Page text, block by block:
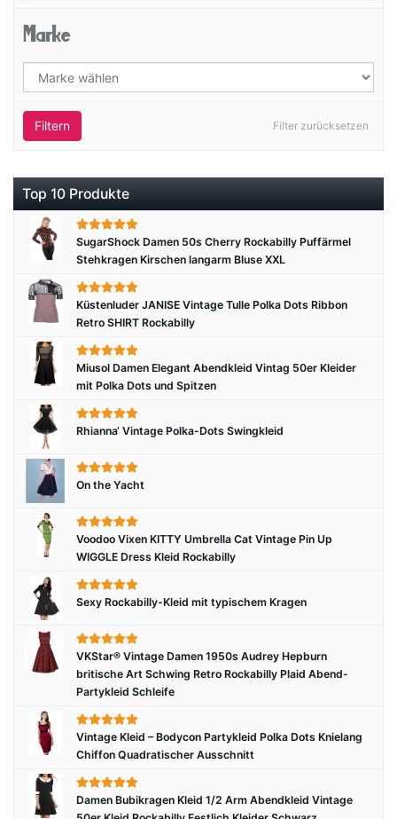
Marke
Filter zurücksetzen
Filtern
Top 10 Produkte
SugarShock Damen 50s Cherry Rockabilly Puffärmel
Stehkragen Kirschen langarm Bluse XXL
Küstenluder JANISE Vintage Tulle Polka Dots Ribbon
Retro SHIRT Rockabilly
Miusol Damen Elegant Abendkleid Vintag 50er Kleider
mit Polka Dots und Spitzen
Rhianna‘ Vintage Polka-Dots Swingkleid
On the Yacht
Voodoo Vixen KITTY Umbrella Cat Vintage Pin Up
WIGGLE Dress Kleid Rockabilly
Sexy Rockabilly-Kleid mit typischem Kragen
VKStar® Vintage Damen 1950s Audrey Hepburn
britische Art Schwing Retro Rockabilly Plaid Abend-
Partykleid Schleife
Vintage Kleid – Bodycon Partykleid Polka Dots Knielang
Chiffon Quadratischer Ausschnitt
Damen Bubikragen Kleid 1/2 Arm Abendkleid Vintage